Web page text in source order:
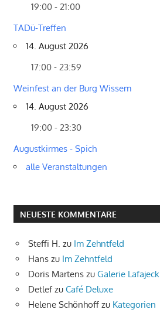
19:00 - 21:00
TADü-Treffen
14. August 2026
17:00 - 23:59
Weinfest an der Burg Wissem
14. August 2026
19:00 - 23:30
Augustkirmes - Spich
alle Veranstaltungen
NEUESTE KOMMENTARE
Steffi H. zu Im Zehntfeld
Hans zu Im Zehntfeld
Doris Martens zu Galerie Lafajeck
Detlefzu Café Deluxe
Helene Schönhoff zu Kategorien